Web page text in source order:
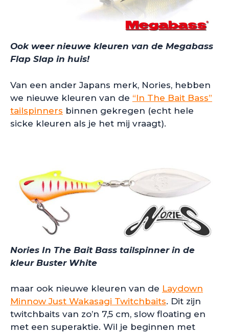
Ook weer nieuwe kleuren van de Megabass
Flap Slap in huis!
Van een ander Japans merk, Nories, hebben
we nieuwe kleuren van de “In The Bait Bass”
tailspinners binnen gekregen (echt hele
sicke kleuren als je het mij vraagt).
Nories In The Bait Bass tailspinner in de
kleur Buster White
maar ook nieuwe kleuren van de Laydown
Minnow Just Wakasagi Twitchbaits. Dit zijn
twitchbaits van zo’n 7,5 cm, slow floating en
met een superaktie. Wil je beginnen met